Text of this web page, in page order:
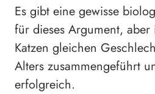
Es gibt eine gewisse
für dieses Argument,
Katzen gleichen
Alters zusammengeführt
erfolgreich.